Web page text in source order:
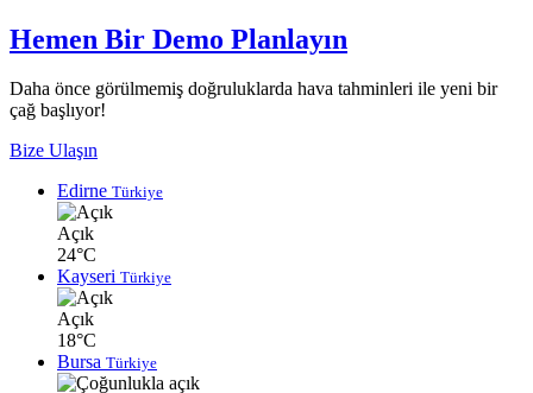
Hemen Bir Demo Planlayın
Daha önce görülmemiş doğruluklarda hava tahminleri ile yeni bir
çağ başlıyor!
Bize Ulaşın
Edirne Türkiye
Açık
24°C
Kayseri Türkiye
Açık
18°C
Bursa Türkiye